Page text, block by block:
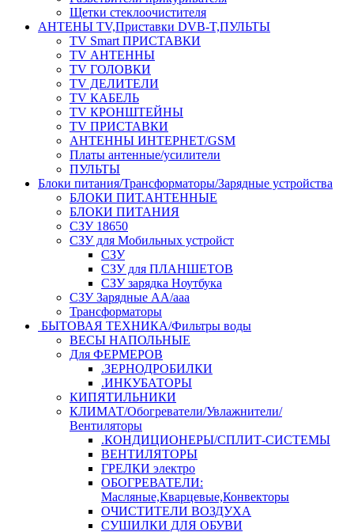
Щетки стеклоочистителя
АНТЕНЫ ТV,Приставки DVB-T,ПУЛЬТЫ
TV Smart ПРИСТАВКИ
TV АНТЕННЫ
TV ГОЛОВКИ
TV ДЕЛИТЕЛИ
TV КАБЕЛЬ
TV КРОНШТЕЙНЫ
TV ПРИСТАВКИ
АНТЕННЫ ИНТЕРНЕТ/GSM
Платы антенные/усилители
ПУЛЬТЫ
Блоки питания/Трансформаторы/Зарядные устройства
БЛОКИ ПИТ.АНТЕННЫЕ
БЛОКИ ПИТАНИЯ
СЗУ 18650
СЗУ для Мобильных устройст
СЗУ
СЗУ для ПЛАНШЕТОВ
СЗУ зарядка Ноутбука
СЗУ Зарядные АА/ааа
Трансформаторы
БЫТОВАЯ ТЕХНИКА/Фильтры воды
ВЕСЫ НАПОЛЬНЫЕ
Для ФЕРМЕРОВ
.ЗЕРНОДРОБИЛКИ
.ИНКУБАТОРЫ
КИПЯТИЛЬНИКИ
КЛИМАТ/Обогреватели/Увлажнители/
Вентиляторы
.КОНДИЦИОНЕРЫ/СПЛИТ-СИСТЕМЫ
ВЕНТИЛЯТОРЫ
ГРЕЛКИ электро
ОБОГРЕВАТЕЛИ:
Масляные,Кварцевые,Конвекторы
ОЧИСТИТЕЛИ ВОЗДУХА
СУШИЛКИ ДЛЯ ОБУВИ